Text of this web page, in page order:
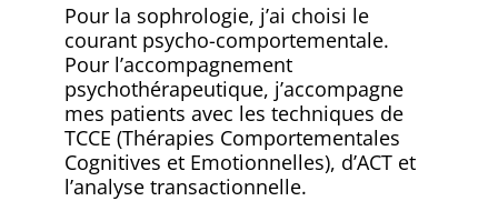
Pour la sophrologie, j’ai choisi le
courant psycho-comportementale.
Pour l’accompagnement
psychothérapeutique, j’accompagne
mes patients avec les techniques de
TCCE (Thérapies Comportementales
Cognitives et Emotionnelles), d’ACT et
l’analyse transactionnelle.